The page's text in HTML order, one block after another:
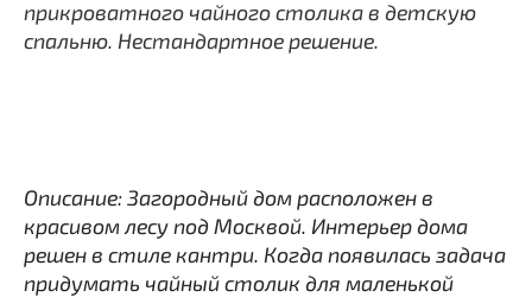
прикроватного чайного столика в детскую
спальню. Нестандартное решение.
Описание: Загородный дом расположен в
красивом лесу под Москвой. Интерьер дома
решен в стиле кантри. Когда появилась задача
придумать чайный столик для маленькой